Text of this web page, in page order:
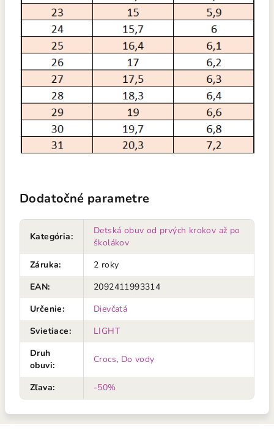
Dodatočné parametre
Kategória:
Detská obuv od prvých krokov až po
školákov
Záruka:
2 roky
EAN:
2092411993314
Určenie:
Dievčatá
Svietiace:
LIGHT
Druh
obuvi:
Crocs, Do vody
Zľava: -50%